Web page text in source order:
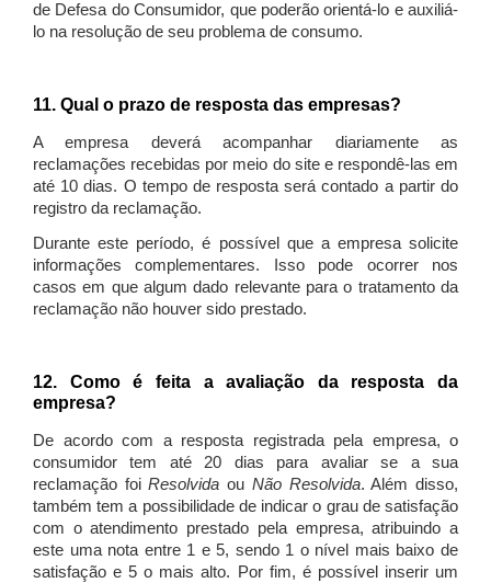
de Defesa do Consumidor, que poderão orientá-lo e auxiliá-
lo na resolução de seu problema de consumo.
11. Qual o prazo de resposta das empresas?
A empresa deverá acompanhar diariamente as
reclamações recebidas por meio do site e respondê-las em
até 10 dias. O tempo de resposta será contado a partir do
registro da reclamação.
Durante este período, é possível que a empresa solicite
informações complementares. Isso pode ocorrer nos
casos em que algum dado relevante para o tratamento da
reclamação não houver sido prestado.
12. Como é feita a avaliação da resposta da
empresa?
De acordo com a resposta registrada pela empresa, o
consumidor tem até 20 dias para avaliar se a sua
reclamação foiResolvida ou Não Resolvida. Além disso,
também tem a possibilidade de indicar o grau de satisfação
com o atendimento prestado pela empresa, atribuindo a
este uma nota entre 1 e 5, sendo 1 o nível mais baixo de
satisfação e 5 o mais alto. Por fim, é possível inserir um